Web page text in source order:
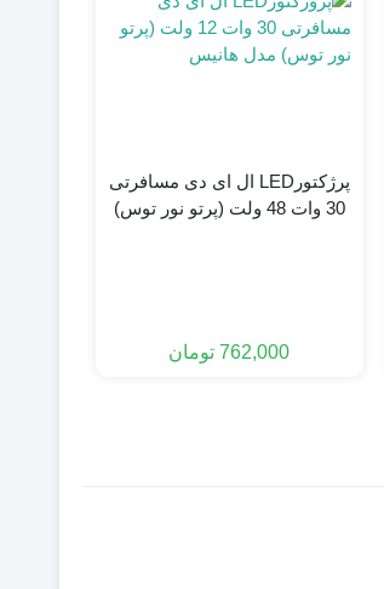
پرژکتورLED ال ای دی مسافرتی
30 وات 48 ولت (پرتو نور توس)
762,000 تومان